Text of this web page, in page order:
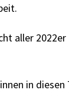
aller
in